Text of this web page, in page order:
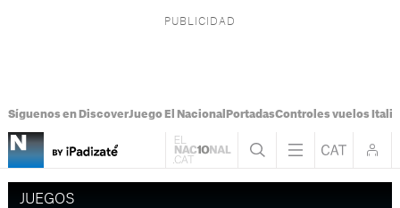
Síguenos en DiscoverJuego El Nacional PortadasControles vuelos Italia
JUEGOS